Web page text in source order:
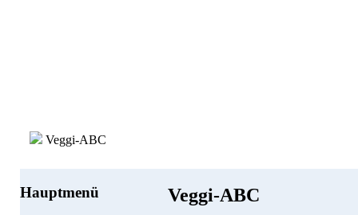
Veggi-ABC
Hauptmenü Veggi-ABC